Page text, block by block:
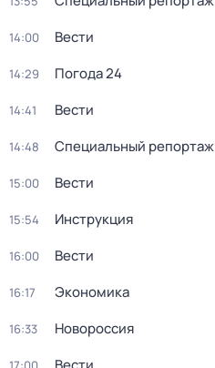
14:00 Вести
14:29 Погода 24
14:41 Вести
14:48 Специальный репортаж
15:00 Вести
15:54 Инструкция
16:00 Вести
16:17 Экономика
16:33 Новороссия